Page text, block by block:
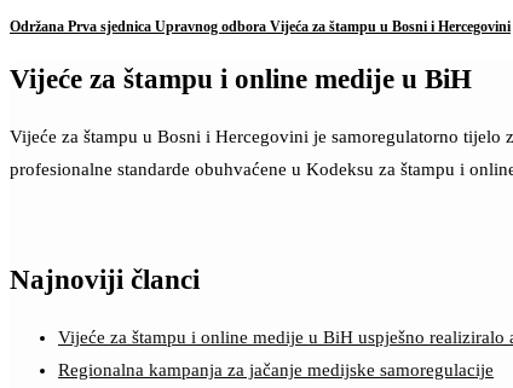
Održana Prva sjednica Upravnog odbora Vijeća za štampu u Bosni i Hercegovini
Vijeće za štampu i online medije u BiH
Vijeće za štampu u Bosni i Hercegovini je samoregulatorno
profesionalne standarde obuhvaćene u Kodeksu za štampu i
Najnoviji članci
Vijeće za štampu i online medije u BiH uspješno
Regionalna kampanja za jačanje medijske samoregulacije